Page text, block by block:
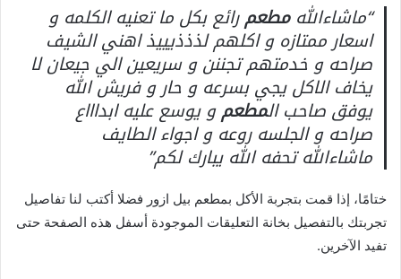
“ماشاءاللهمطعمرائع بكل ما تعنيه الكلمه و
اسعار ممتازه و اكلهم لذذذيييذ اهني الشيف
صراحه و خدمتهم تجننن و سريعين الي جيعان لا
يخاف الاكل يجي بسرعه و حار و فريش الله
يوفق صاحب المطعمو يوسع عليه ابداااع
صراحه و الجلسه روعه و اجواء الطايف
ماشاءالله تحفه الله يبارك لكم”
ختامًا، إذا قمت بتجربة الأكل بمطعم بيل ازور فضلا أكتب لنا تفاصيل
تجربتك بالتفصيل بخانة التعليقات الموجودة أسفل هذه الصفحة حتى
تفيد الآخرين.